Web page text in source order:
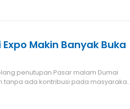
Makin Banyak Buka
tanpa ada kontribusi pada masyarakat